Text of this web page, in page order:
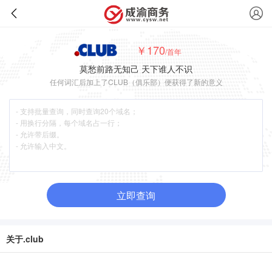
￥170/首年
莫愁前路无知己 天下谁人不识
任何词汇后加上了CLUB（俱乐部）便获得了新的意义
立即查询
关于.club